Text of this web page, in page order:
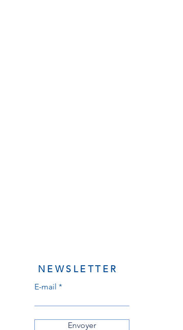
NEWSLETTER
E-mail
Envoyer